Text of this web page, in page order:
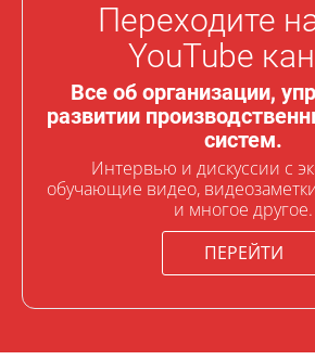
Переходите
YouTube
Все об организации,
развитии
систем.
Интервью и дискуссии с
обучающие видео,
и многое другое.
ПЕРЕЙТИ